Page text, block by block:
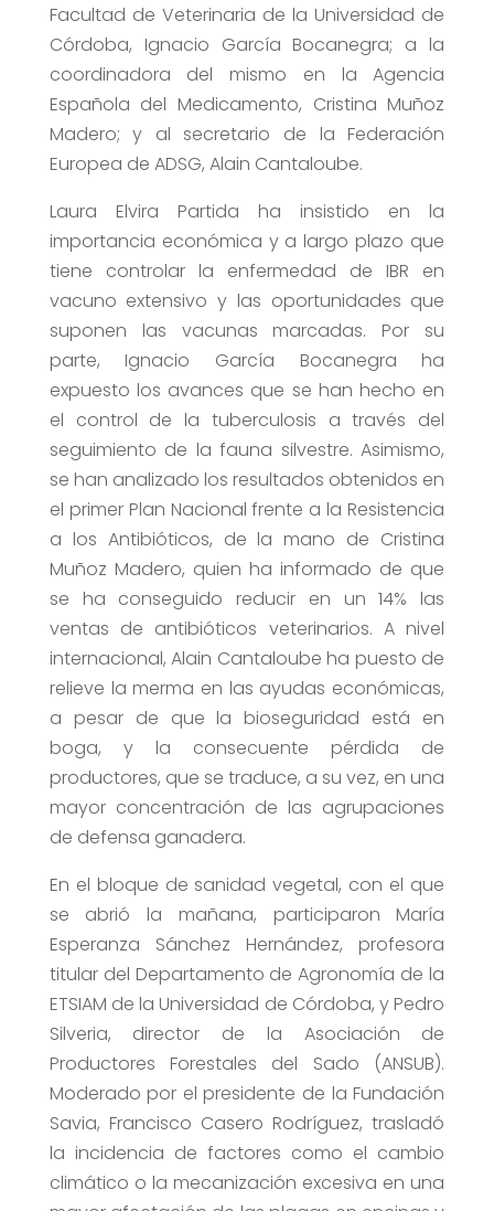
Facultad de Veterinaria de la Universidad de
Córdoba, Ignacio García Bocanegra; a la
coordinadora del mismo en la Agencia
Española del Medicamento, Cristina Muñoz
Madero; y al secretario de la Federación
Europea de ADSG, Alain Cantaloube.
Laura Elvira Partida ha insistido en la
importancia económica y a largo plazo que
tiene controlar la enfermedad de IBR en
vacuno extensivo y las oportunidades que
suponen las vacunas marcadas. Por su
parte, Ignacio García Bocanegra ha
expuesto los avances que se han hecho en
el control de la tuberculosis a través del
seguimiento de la fauna silvestre. Asimismo,
se han analizado los resultados obtenidos en
el primer Plan Nacional frente a la Resistencia
a los Antibióticos, de la mano de Cristina
Muñoz Madero, quien ha informado de que
se ha conseguido reducir en un 14% las
ventas de antibióticos veterinarios. A nivel
internacional, Alain Cantaloube ha puesto de
relieve la merma en las ayudas económicas,
a pesar de que la bioseguridad está en
boga, y la consecuente pérdida de
productores, que se traduce, a su vez, en una
mayor concentración de las agrupaciones
de defensa ganadera.
En el bloque de sanidad vegetal, con el que
se abrió la mañana, participaron María
Esperanza Sánchez Hernández, profesora
titular del Departamento de Agronomía de la
ETSIAM de la Universidad de Córdoba, y Pedro
Silveria, director de la Asociación de
Productores Forestales del Sado (ANSUB).
Moderado por el presidente de la Fundación
Savia, Francisco Casero Rodríguez, trasladó
la incidencia de factores como el cambio
climático o la mecanización excesiva en una